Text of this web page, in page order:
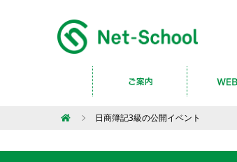
日商簿記3級の公開イベント